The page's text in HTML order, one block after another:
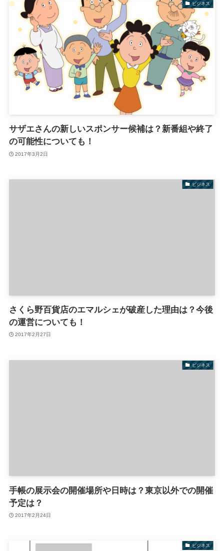
ビジネス
サザエさんの新しいスポンサー候補は？新番組や終了
の可能性についても！
2017年3月2日
ビジネス
さくら野百貨店のエマルシェが破産した理由は？今後
の運営についても！
2017年2月27日
ビジネス
手帳の展示会の開催場所や日時は？東京以外での開催
予定は？
2017年2月24日
ビジネス